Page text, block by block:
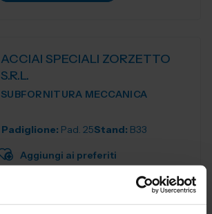
ACCIAI SPECIALI ZORZETTO
S.R.L.
SUBFORNITURA MECCANICA
Padiglione: Pad. 25Stand: B33
Aggiungi ai preferiti